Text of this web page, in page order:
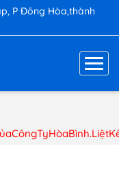
P Đông Hòa,thành